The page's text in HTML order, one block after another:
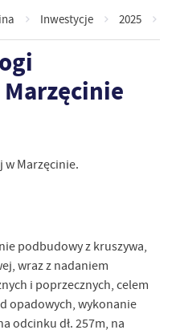
Inwestycje 2025
Marzęcinie.
podbudowy z kruszywa,
wraz z nadaniem
i poprzecznych, celem
opadowych, wykonanie
odcinku dł. 257m, na